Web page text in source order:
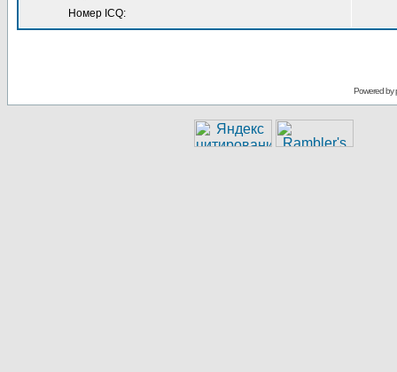
Номер ICQ:
Powered by